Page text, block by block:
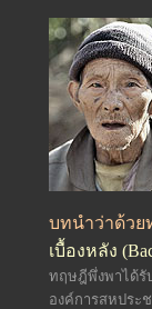
บทนำว่าด้วยท
เบื้องหลัง
ทฤษฎีพึ่งพาได้รั
องค์การสหประ